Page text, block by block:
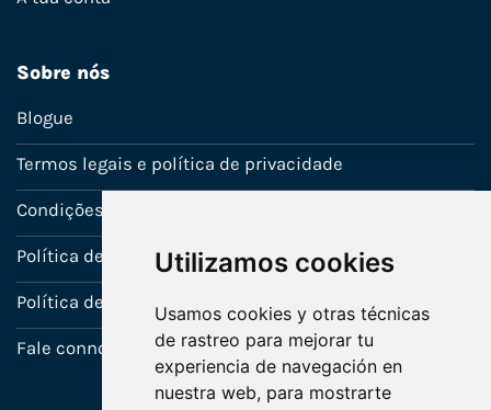
Utilizamos cookies
Usamos cookies y otras técnicas
de rastreo para mejorar tu
experiencia de navegación en
nuestra web, para mostrarte
Sobre nós
Blogue
Termos legais e política de privacidade
Condições de venda
Política de Garantia
Política de utilização de cookies
Fale connosco